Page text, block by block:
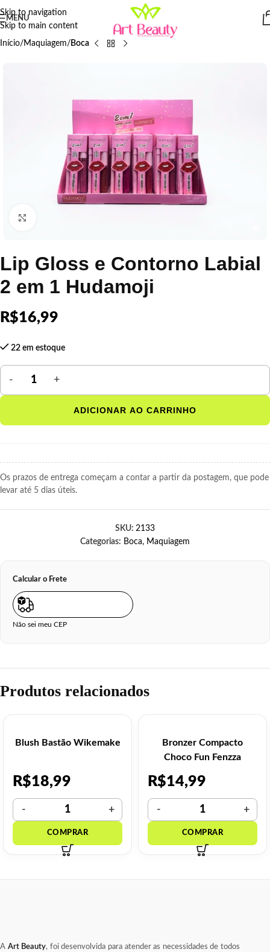
Skip to navigation
Skip to main content
MENU
Início Maquiagem Boca
Lip Gloss e Contorno Labial
2 em 1 Hudamoji
R$16,99
22 em estoque
ADICIONAR AO CARRINHO
Os prazos de entrega começam a contar a partir da postagem, que pode
levar até 5 dias úteis.
SKU: 2133
Categorias: Boca, Maquiagem
Calcular o Frete
Não sei meu CEP
Produtos relacionados
Blush Bastão Wikemake
R$18,99
Bronzer Compacto
Choco Fun Fenzza
R$14,99
A Art Beauty, foi desenvolvida para atender as necessidades de todos